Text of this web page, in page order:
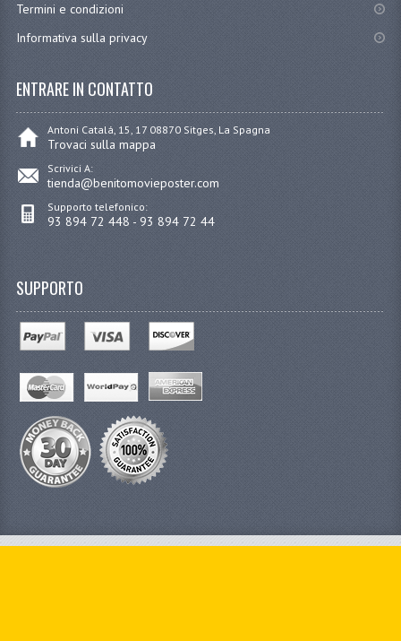
Termini e condizioni
Informativa sulla privacy
ENTRARE IN CONTATTO
Antoni Catalá, 15, 17 08870 Sitges, La Spagna
Trovaci sulla mappa
Scrivici A:
tienda@benitomovieposter.com
Supporto telefonico:
93 894 72 448 - 93 894 72 44
SUPPORTO